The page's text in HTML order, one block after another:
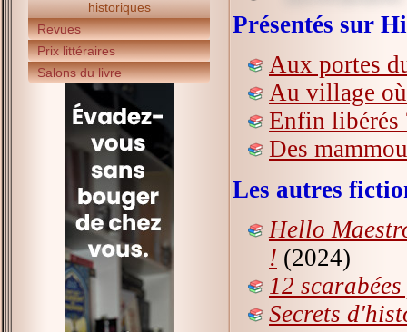
historiques
Revues
Prix littéraires
Salons du livre
Présentés sur
Aux portes
Au village
Enfin libérés
Des
Les autres
Hello
! (2024)
12
Secrets